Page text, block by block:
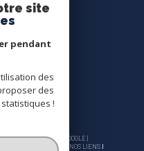
POWERED BY GOOGLE |
LÉGALES ADMIN
NOS LIENS
site
pendant
des
des
!